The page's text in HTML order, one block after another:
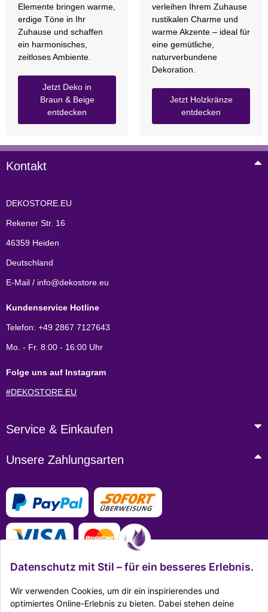
Elemente bringen warme,
erdige Töne in Ihr
Zuhause und schaffen
ein harmonisches,
zeitloses Ambiente.
Jetzt Deko in
Braun & Beige
entdecken
verleihen Ihrem Zuhause
rustikalen Charme und
warme Akzente – ideal für
eine gemütliche,
naturverbundene
Dekoration.
Jetzt Holzkränze
entdecken
Kontakt
DEKOSTORE.EU
Rekener Str. 16
46359 Heiden
Deutschland
E-Mail / info@dekostore.eu
Kundenservice Hotline
Telefon: +49 2867 7127643
Mo. - Fr. 8:00 - 16:00 Uhr
Folge uns auf Instagram
#DEKOSTORE.EU
Service & Einkaufen
Unsere Zahlungsarten
Mehr Infos zu den Zahlungsarten
Datenschutz mit Stil – für ein besseres Erlebnis.
Wir verwenden Cookies, um dir ein inspirierendes und
optimiertes Online-Erlebnis zu bieten. Dabei stehen deine